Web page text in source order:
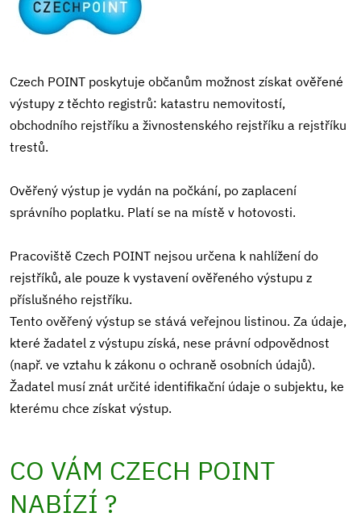
Czech POINT poskytuje občanům možnost získat ověřené
výstupy z těchto registrů: katastru nemovitostí,
obchodního rejstříku a živnostenského rejstříku a rejstříku
trestů.
Ověřený výstup je vydán na počkání, po zaplacení
správního poplatku. Platí se na místě v hotovosti.
Pracoviště Czech POINT nejsou určena k nahlížení do
rejstříků, ale pouze k vystavení ověřeného výstupu z
příslušného rejstříku.
Tento ověřený výstup se stává veřejnou listinou. Za údaje,
které žadatel z výstupu získá, nese právní odpovědnost
(např. ve vztahu k zákonu o ochraně osobních údajů).
Žadatel musí znát určité identifikační údaje o subjektu, ke
kterému chce získat výstup.
CO VÁM CZECH POINT
NABÍZÍ ?